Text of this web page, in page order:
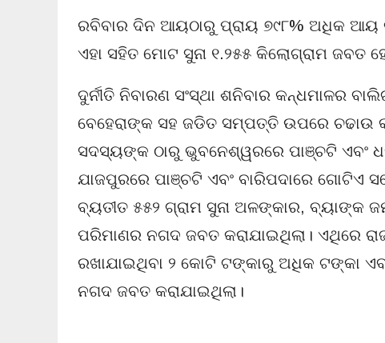
ରବିବାର ଦିନ ଆୟଠାରୁ ପ୍ରାୟ ୭୯୮% ଅଧିକ ଆୟ
ଏହା ସହିତ ମୋଟ ସୁନା ୧.୨୫୫ କିଲୋଗ୍ରାମ ଜବତ
ଦୁର୍ନୀତି ନିବାରଣ ସଂସ୍ଥା ଶନିବାର କନ୍ଧମାଳର
ବେହେରାଙ୍କ ସହ ଜଡିତ ସମ୍ପତ୍ତି ଉପରେ ଚଢାଉ
ସଦସ୍ୟଙ୍କ ଠାରୁ ଭୁବନେଶ୍ୱରରେ ପାଞ୍ଚଟି ଏବଂ
ଯାଜପୁରରେ ପାଞ୍ଚଟି ଏବଂ ବାରିପଦାରେ ଗୋଟିଏ
ବ୍ୟତୀତ ୫୫୨ ଗ୍ରାମ ସୁନା ଅଳଙ୍କାର, ବ୍ୟାଙ୍କ
ପରିମାଣର ନଗଦ ଜବତ କରାଯାଇଥିଲା। ଏଥିରେ
ରଖାଯାଇଥିବା ୨ କୋଟି ଟଙ୍କାରୁ ଅଧିକ ଟଙ୍କା
ନଗଦ ଜବତ କରାଯାଇଥିଲା।